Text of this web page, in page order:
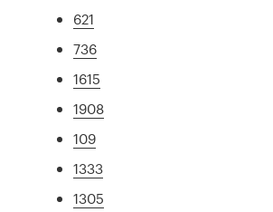
621
736
1615
1908
109
1333
1305